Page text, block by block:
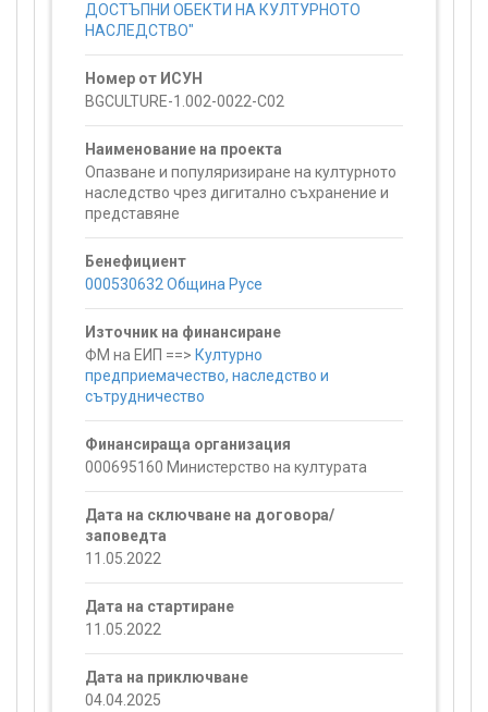
ДОСТЪПНИ ОБЕКТИ НА КУЛТУРНОТО
НАСЛЕДСТВО"
Номер от ИСУН
BGCULTURE-1.002-0022-C02
Наименование на проекта
Опазване и популяризиране на културното
наследство чрез дигитално съхранение и
представяне
Бенефициент
000530632 Община Русе
Източник на финансиране
ФМ на ЕИП ==> Културно
предприемачество, наследство и
сътрудничество
Финансираща организация
000695160 Министерство на културата
Дата на сключване на договора/
заповедта
11.05.2022
Дата на стартиране
11.05.2022
Дата на приключване
04.04.2025